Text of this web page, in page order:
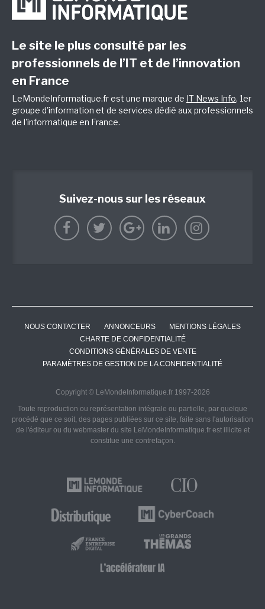
Le site le plus consulté par les
professionnels de l’IT et de l’innovation
en France
LeMondeInformatique.fr est une marque de IT News Info, 1er
groupe d'information et de services dédié aux professionnels
de l'informatique en France.
Suivez-nous sur les réseaux
NOUS CONTACTER ANNONCEURS
MENTIONS LÉGALES
CHARTE DE CONFIDENTIALITÉ
CONDITIONS GÉNÉRALES DE VENTE
PARAMÈTRES DE GESTION DE LA CONFIDENTIALITÉ
Copyright © LeMondeInformatique.fr 1997-2026
Toute reproduction ou représentation intégrale ou partielle, par quelque
procédé que ce soit, des pages publiées sur ce site, faite sans l'autorisation
de l'éditeur ou du webmaster du site LeMondeInformatique.fr est illicite et
constitue une contrefaçon.